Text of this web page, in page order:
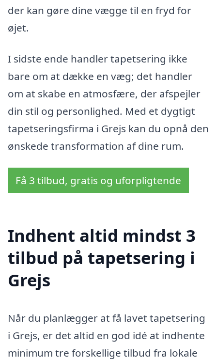
der kan gøre dine vægge til en fryd for
øjet.
I sidste ende handler tapetsering ikke
bare om at dække en væg; det handler
om at skabe en atmosfære, der afspejler
din stil og personlighed. Med et dygtigt
tapetseringsfirma i Grejs kan du opnå den
ønskede transformation af dine rum.
Få 3 tilbud, gratis og uforpligtende
Indhent altid mindst 3
tilbud på tapetsering i
Grejs
Når du planlægger at få lavet tapetsering
i Grejs, er det altid en god idé at indhente
minimum tre forskellige tilbud fra lokale